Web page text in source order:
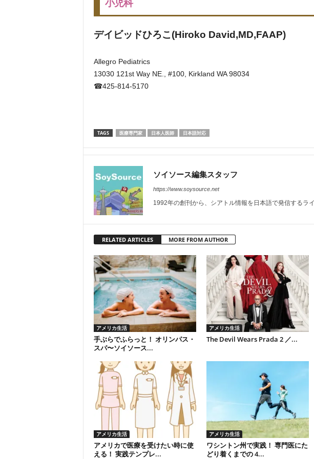
デイビッドひろこ(Hiroko David,MD,FAAP)
Allegro Pediatrics
13030 121st Way NE., #100, Kirkland WA 98034
☎425-814-5170
TAGS 医療専門家 日本人医師 日本語対応
ソイソース編集スタッフ
https://www.soysource.net
1992年の創刊から、シアトル情報を日本語で発信するラ
RELATED ARTICLES MORE FROM AUTHOR
アメリカ生活
手ぶらでふらっと！ オリンパス・
スパ〜ソイソース...
アメリカ生活
The Devil Wears Prada 2 ／...
アメリカ生活
アメリカで医療を受けたい時に使
える！ 実践テンプレ...
アメリカ生活
ワシントン州で実践！ 専門医にた
どり着くまでの 4...